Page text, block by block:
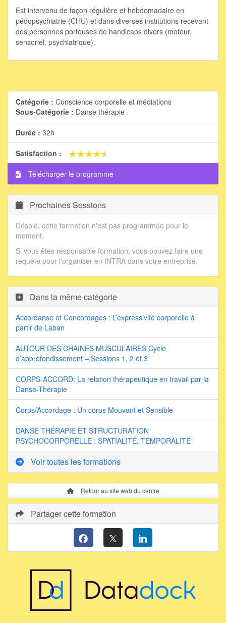
Est intervenu de façon régulière et hebdomadaire en
pédopsychiatrie (CHU) et dans diverses institutions recevant
des personnes porteuses de handicaps divers (moteur,
sensoriel, psychiatrique).
Catégorie : Conscience corporelle et médiations
Sous-Catégorie : Danse thérapie
Durée : 32h
Satisfaction : ★★★★★
★★★★★
Télécharger le programme
Prochaines Sessions
Désolé, cette formation n'est pas programmée pour le
moment.
Si vous êtes responsable formation, vous pouvez faire une
requête pour l'organiser en INTRA dans votre entreprise.
Dans la même catégorie
Accordanse et Concordages : L’expressivité corporelle à
partir de Laban
AUTOUR DES CHAINES MUSCULAIRES Cycle
d’approfondissement – Sessions 1, 2 et 3
CORPS-ACCORD: La relation thérapeutique en travail par la
Danse-Thérapie
Corps/Accordage : Un corps Mouvant et Sensible
DANSE THÉRAPIE ET STRUCTURATION
PSYCHOCORPORELLE : SPATIALITÉ, TEMPORALITÉ
Voir toutes les formations
Retour au site web du centre
Partager cette formation